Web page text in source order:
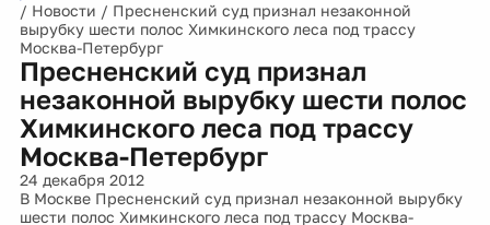
/ Новости / Пресненский суд признал незаконной
вырубку шести полос Химкинского леса под трассу
Москва-Петербург
Пресненский суд признал
незаконной вырубку шести полос
Химкинского леса под трассу
Москва-Петербург
24 декабря 2012
В Москве Пресненский суд признал незаконной вырубку
шести полос Химкинского леса под трассу Москва-